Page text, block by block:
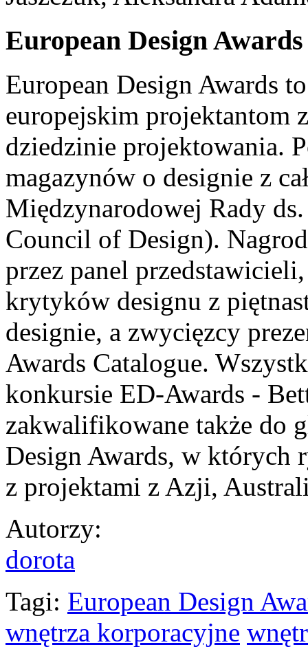
European Design Awards
European Design Awards
europejskim projektantom
dziedzinie projektowania.
magazynów o designie z
Międzynarodowej Rady
Council of Design).
przez panel
krytyków designu z
designie, a zwycięzcy
Awards Catalogue.
konkursie ED-Awards -
zakwalifikowane także do
Design Awards, w których
z projektami z Azji,
Autorzy:
dorota
Tagi: European Design
wnętrza korporacyjne